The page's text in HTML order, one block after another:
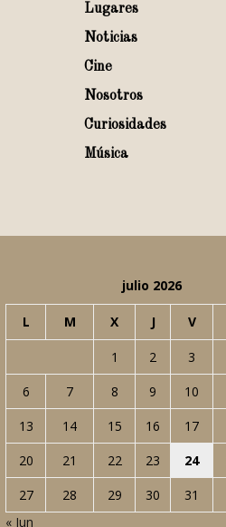
Lugares
Noticias
Cine
Nosotros
Curiosidades
Música
julio 2026
L M X J V
1 2 3
6
7 8 9 10
13
14 15 16 17
20
21 22 23 24
27
28 29 30
31
« Jun